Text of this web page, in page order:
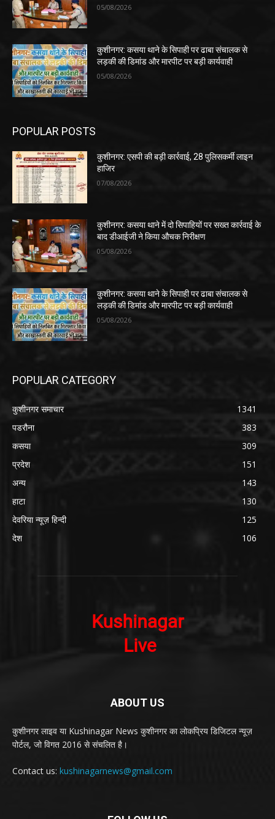
05/08/2026
कुशीनगर: कसया थाने के सिपाही पर ढाबा संचालक से
लड़की की डिमांड और मारपीट पर बड़ी कार्यवाही
05/08/2026
POPULAR POSTS
कुशीनगर: एसपी की बड़ी कार्रवाई, 28 पुलिसकर्मी लाइन
हाजिर
07/08/2026
कुशीनगर: कसया थाने में दो सिपाहियों पर सख्त कार्रवाई के
बाद डीआईजी ने किया औचक निरीक्षण
05/08/2026
कुशीनगर: कसया थाने के सिपाही पर ढाबा संचालक से
लड़की की डिमांड और मारपीट पर बड़ी कार्यवाही
05/08/2026
POPULAR CATEGORY
कुशीनगर समाचार
1341
पडरौना
383
कसया
309
प्रदेश
151
अन्य
143
हाटा
130
देवरिया न्यूज़ हिन्दी
125
देश
106
ABOUT US
कुशीनगर लाइव या Kushinagar News कुशीनगर का लोकप्रिय डिजिटल न्यूज़
पोर्टल, जो विगत 2016 से संचलित है।
Contact us: kushinagarnews@gmail.com